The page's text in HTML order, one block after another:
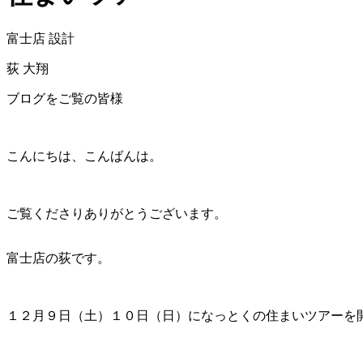
富士店 設計
荻 大翔
ブログをご覧の皆様
こんにちは、こんばんは。
ご覧くださりありがとうございます。
富士店の荻です。
１２月９日（土）１０日（日）になっとくの住まいツアーを